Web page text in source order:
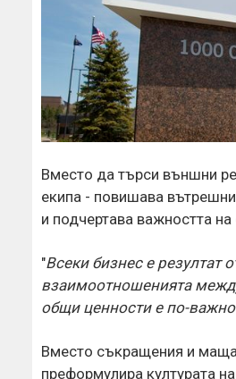
Вместо да търси външни
екипа - повишава
и подчертава важността
"Всеки бизнес е резултат
взаимоотношенията
общи ценности е по-важно
Вместо съкращения и
преформулира културата